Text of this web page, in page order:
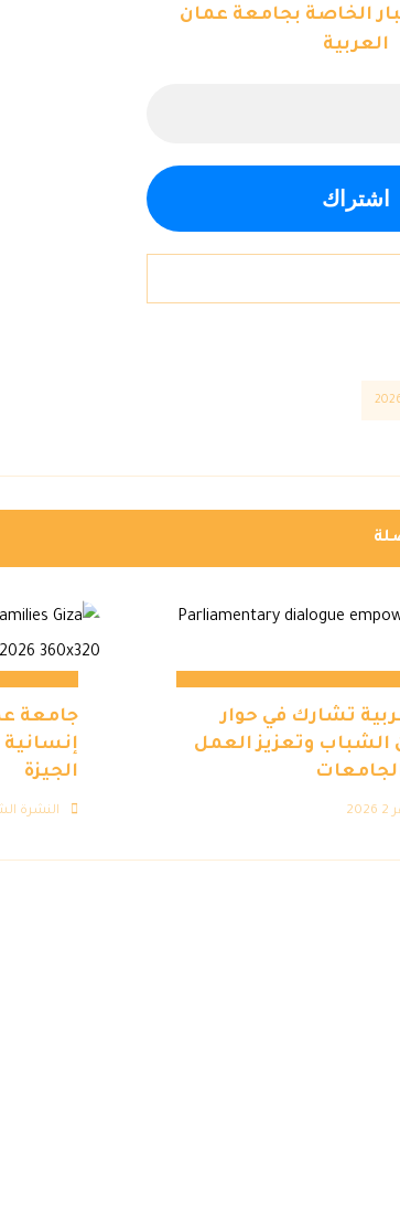
الخاصة بجامعة عمان
العربية
تشارك في حوار
الشباب وتعزيز العمل
جامعة
إنسانية
الجيزة
النشرة